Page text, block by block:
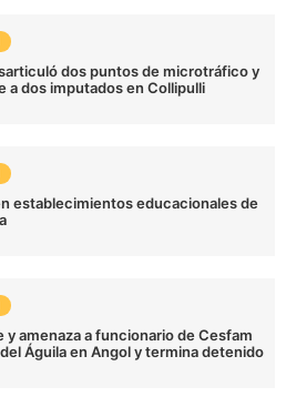
dos puntos de microtráfico y
a dos imputados en Collipulli
establecimientos educacionales de
y amenaza a funcionario de Cesfam
Águila en Angol y termina detenido